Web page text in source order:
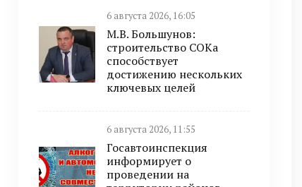
6 августа 2026, 16:05
М.В. Большунов:
строительство СОКа
способствует
достижению нескольких
ключевых целей
6 августа 2026, 11:55
Госавтоинспекция
информирует о
проведении на